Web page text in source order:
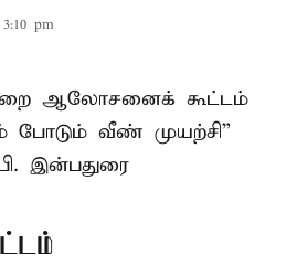
pm
ஆலோசனைக் கூட்டம்
போடும் வீண் முயற்சி”
இன்பதுரை